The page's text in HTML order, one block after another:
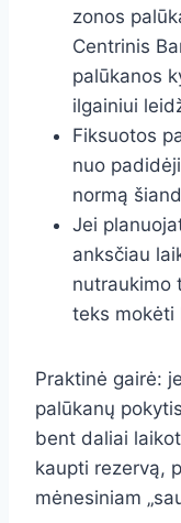
zonos
Centrinis
palūkanos
ilgainiui
Fiksuotos
nuo
normą
Jei
anksčiau
nutraukimo
teks mokėti
Praktinė gairė:
palūkanų
bent daliai
kaupti rezervą,
mėnesiniam